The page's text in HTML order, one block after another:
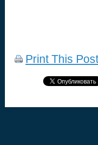
Print This Post